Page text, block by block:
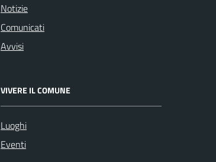
Notizie
Comunicati
Avvisi
VIVERE IL COMUNE
Luoghi
Eventi